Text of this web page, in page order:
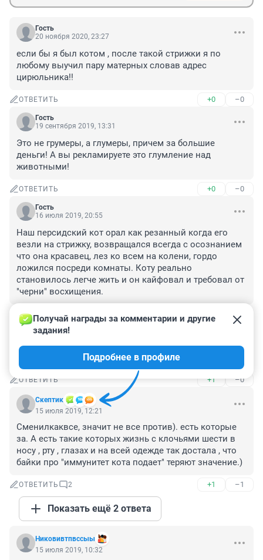
Гость
20 ноября 2020, 23:27
если бы я был котом , после такой стрижки я по
любому выучил пару матерных словав адрес
цирюльника!!
ОТВЕТИТЬ +0 –0
Гость
19 сентября 2019, 13:31
Это не грумеры, а глумеры, причем за большие
деньги! А вы рекламируете это глумление над
животными!
ОТВЕТИТЬ +0 –0
Гость
16 июля 2019, 20:55
Наш персидский кот орал как резанный когда его
везли на стрижку, возвращался всегда с осознанием
что она красавец, лез ко всем на колени, гордо
ложился посреди комнаты. Коту реально
становилось легче жить и он кайфовал и требовал от
"черни" восхищения.
ОТВЕТИТЬ –0
Гость
ОТВЕТИТЬ +1 –0
Скептик
Получай награды за комментарии и другие
задания!
Подробнее в профиле
15 июля 2019, 12:21
Сменилкаквсе, значит не все против). есть которые
за. А есть такие которых жизнь с клочьями шести в
носу , рту , глазах и на всей одежде так достала , что
байки про "иммунитет кота подает" теряют значение.)
ОТВЕТИТЬ 2 +1 –1
Показать ещё 2 ответа
Никовивтпвссыы
15 июля 2019, 10:32